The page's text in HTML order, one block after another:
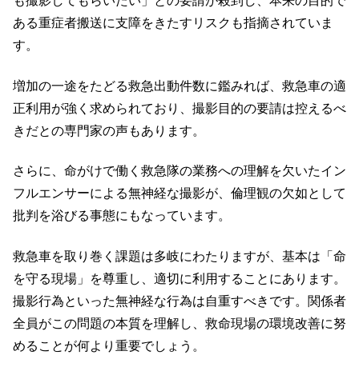
ある重症者搬送に支障をきたすリスクも指摘されていま
す。
増加の一途をたどる救急出動件数に鑑みれば、救急車の適
正利用が強く求められており、撮影目的の要請は控えるべ
きだとの専門家の声もあります。
さらに、命がけで働く救急隊の業務への理解を欠いたイン
フルエンサーによる無神経な撮影が、倫理観の欠如として
批判を浴びる事態にもなっています。
救急車を取り巻く課題は多岐にわたりますが、基本は「命
を守る現場」を尊重し、適切に利用することにあります。
撮影行為といった無神経な行為は自重すべきです。関係者
全員がこの問題の本質を理解し、救命現場の環境改善に努
めることが何より重要でしょう。